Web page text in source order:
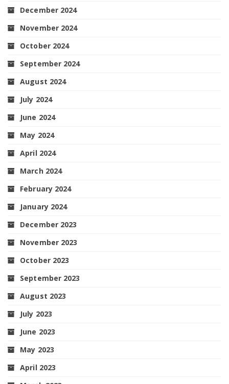
December 2024
November 2024
October 2024
September 2024
August 2024
July 2024
June 2024
May 2024
April 2024
March 2024
February 2024
January 2024
December 2023
November 2023
October 2023
September 2023
August 2023
July 2023
June 2023
May 2023
April 2023